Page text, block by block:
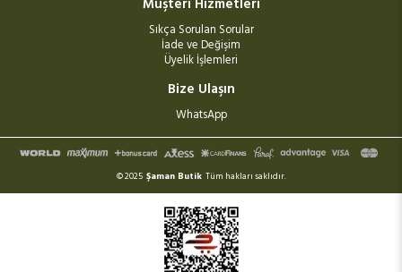
Müşteri Hizmetleri
Sıkça Sorulan Sorular
İade ve Değişim
Üyelik İşlemleri
Bize Ulaşın
WhatsApp
© 2025 Şaman ButikTüm hakları saklıdır.